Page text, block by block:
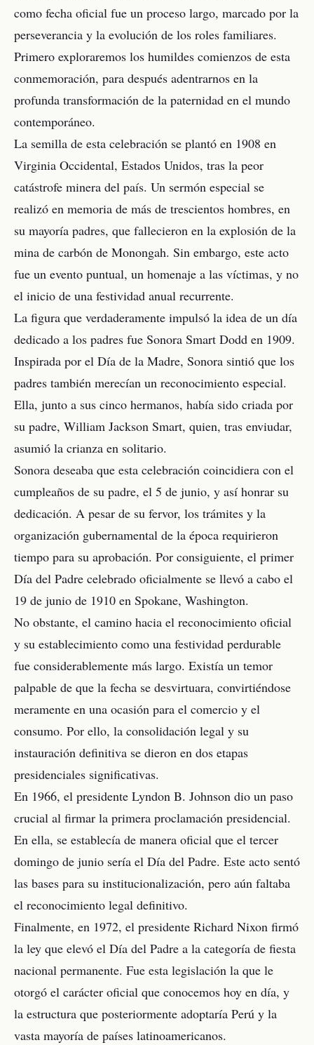
como fecha oficial fue un proceso largo, marcado por la
perseverancia y la evolución de los roles familiares.
Primero exploraremos los humildes comienzos de esta
conmemoración, para después adentrarnos en la
profunda transformación de la paternidad en el mundo
contemporáneo.
La semilla de esta celebración se plantó en 1908 en
Virginia Occidental, Estados Unidos, tras la peor
catástrofe minera del país. Un sermón especial se
realizó en memoria de más de trescientos hombres, en
su mayoría padres, que fallecieron en la explosión de la
mina de carbón de Monongah. Sin embargo, este acto
fue un evento puntual, un homenaje a las víctimas, y no
el inicio de una festividad anual recurrente.
La figura que verdaderamente impulsó la idea de un día
dedicado a los padres fue Sonora Smart Dodd en 1909.
Inspirada por el Día de la Madre, Sonora sintió que los
padres también merecían un reconocimiento especial.
Ella, junto a sus cinco hermanos, había sido criada por
su padre, William Jackson Smart, quien, tras enviudar,
asumió la crianza en solitario.
Sonora deseaba que esta celebración coincidiera con el
cumpleaños de su padre, el 5 de junio, y así honrar su
dedicación. A pesar de su fervor, los trámites y la
organización gubernamental de la época requirieron
tiempo para su aprobación. Por consiguiente, el primer
Día del Padre celebrado oficialmente se llevó a cabo el
19 de junio de 1910 en Spokane, Washington.
No obstante, el camino hacia el reconocimiento oficial
y su establecimiento como una festividad perdurable
fue considerablemente más largo. Existía un temor
palpable de que la fecha se desvirtuara, convirtiéndose
meramente en una ocasión para el comercio y el
consumo. Por ello, la consolidación legal y su
instauración definitiva se dieron en dos etapas
presidenciales significativas.
En 1966, el presidente Lyndon B. Johnson dio un paso
crucial al firmar la primera proclamación presidencial.
En ella, se establecía de manera oficial que el tercer
domingo de junio sería el Día del Padre. Este acto sentó
las bases para su institucionalización, pero aún faltaba
el reconocimiento legal definitivo.
Finalmente, en 1972, el presidente Richard Nixon firmó
la ley que elevó el Día del Padre a la categoría de fiesta
nacional permanente. Fue esta legislación la que le
otorgó el carácter oficial que conocemos hoy en día, y
la estructura que posteriormente adoptaría Perú y la
vasta mayoría de países latinoamericanos.